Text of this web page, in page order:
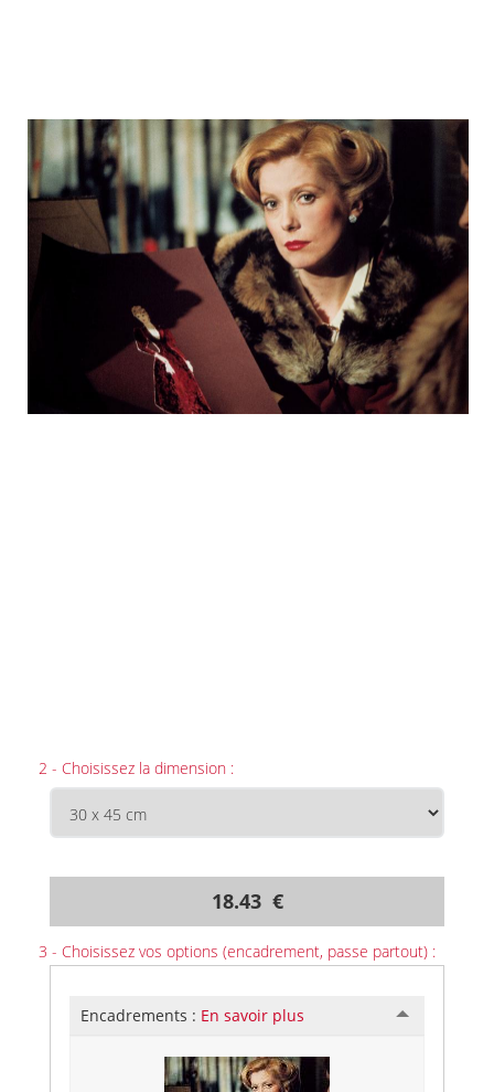
2 - Choisissez la dimension :
18.43 €
3 - Choisissez vos options (encadrement, passe partout) :
Encadrements : En savoir plus